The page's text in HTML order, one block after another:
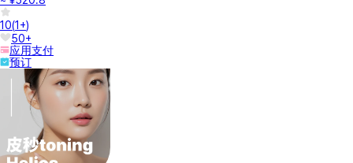
10(1+)
50+
应用支付
预订